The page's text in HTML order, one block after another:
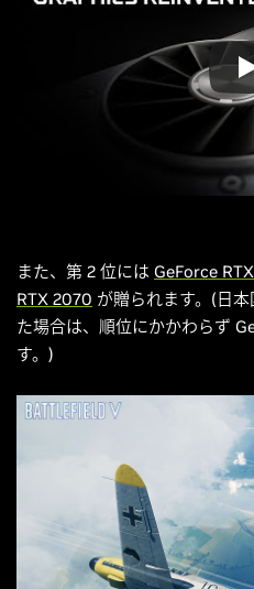
また、第 2 位には GeForce
RTX 2070 が贈られます。(日
た場合は、順位にかかわらず
す。)